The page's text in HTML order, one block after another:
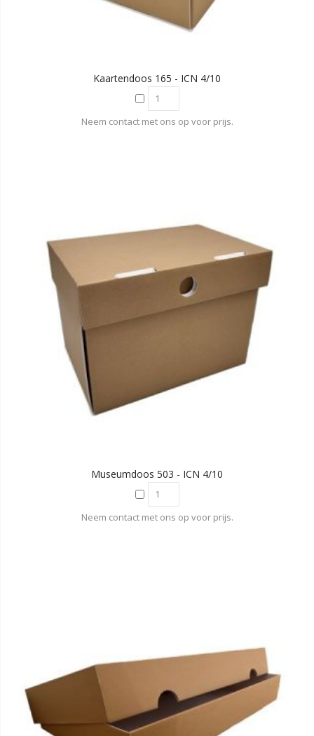
Kaartendoos 165 - ICN 4/10
Neem contact met ons op voor prijs.
Museumdoos 503 - ICN 4/10
Neem contact met ons op voor prijs.